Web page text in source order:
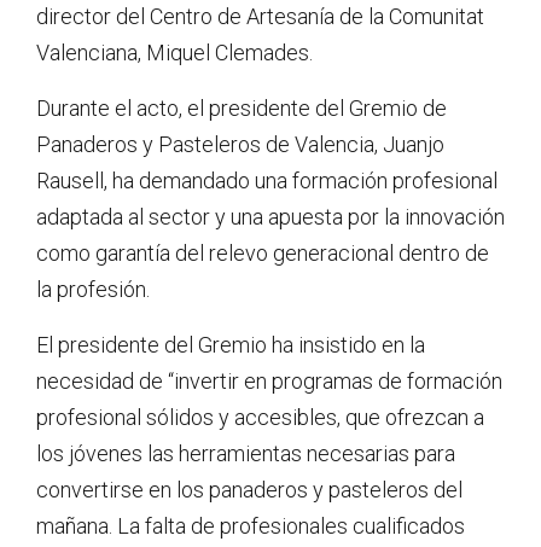
director del Centro de Artesanía de la Comunitat
Valenciana, Miquel Clemades.
Durante el acto, el presidente del Gremio de
Panaderos y Pasteleros de Valencia, Juanjo
Rausell, ha demandado una formación profesional
adaptada al sector y una apuesta por la innovación
como garantía del relevo generacional dentro de
la profesión.
El presidente del Gremio ha insistido en la
necesidad de “invertir en programas de formación
profesional sólidos y accesibles, que ofrezcan a
los jóvenes las herramientas necesarias para
convertirse en los panaderos y pasteleros del
mañana. La falta de profesionales cualificados